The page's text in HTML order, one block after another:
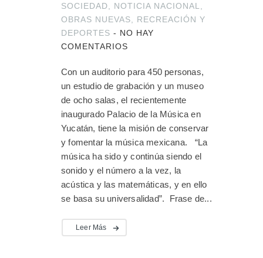
SOCIEDAD
NOTICIA NACIONAL
OBRAS NUEVAS
RECREACIÓN Y
DEPORTES - NO HAY
COMENTARIOS
Con un auditorio para 450 personas,
un estudio de grabación y un museo
de ocho salas, el recientemente
inaugurado Palacio de la Música en
Yucatán, tiene la misión de conservar
y fomentar la música mexicana. “La
música ha sido y continúa siendo el
sonido y el número a la vez, la
acústica y las matemáticas, y en ello
se basa su universalidad”. Frase de...
Leer Más